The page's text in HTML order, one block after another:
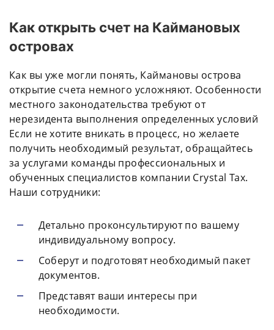
Как открыть счет на Каймановых
островах
Как вы уже могли понять, Каймановы острова
открытие счета немного усложняют. Особенности
местного законодательства требуют от
нерезидента выполнения определенных условий
Если не хотите вникать в процесс, но желаете
получить необходимый результат, обращайтесь
за услугами команды профессиональных и
обученных специалистов компании Crystal Tax.
Наши сотрудники:
Детально проконсультируют по вашему
индивидуальному вопросу.
Соберут и подготовят необходимый пакет
документов.
Представят ваши интересы при
необходимости.